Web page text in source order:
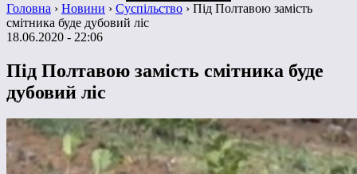
Головна › Новини › Суспільство › Під Полтавою замість
смітника буде дубовий ліс
18.06.2020 - 22:06
Під Полтавою замість смітника буде
дубовий ліс